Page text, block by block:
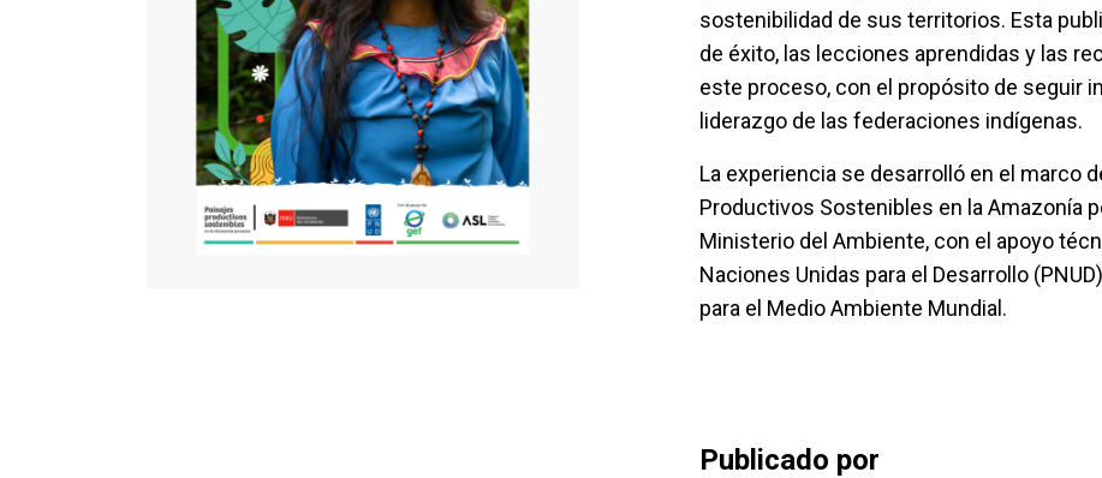
sostenibilidad de sus territorios. Esta
de éxito, las lecciones aprendidas y las
este proceso, con el propósito de seguir
liderazgo de las federaciones indígenas.
La experiencia se desarrolló en el marco
Productivos Sostenibles en la Amazonía
Ministerio del Ambiente, con el apoyo
Naciones Unidas para el Desarrollo
para el Medio Ambiente Mundial.
Publicado por